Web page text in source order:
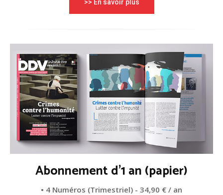
>> En savoir plus
Abonnement d'1 an (papier)
• 4 Numéros (Trimestriel) - 34,90 € / an